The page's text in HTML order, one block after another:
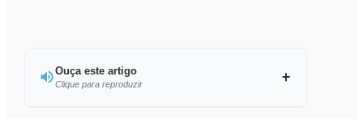
Ouça este artigo
Clique para reproduzir